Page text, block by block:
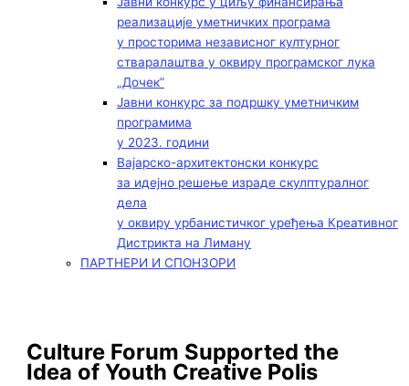
реализације уметничких програма
у просторима независног културног
стваралаштва у оквиру програмског лука
„Дочек”
Јавни конкурс за подршку уметничким
програмима
у 2023. години
Вајарско-архитектонски конкурс
за идејно решење израде скулптуралног
дела
у оквиру урбанистичког уређења Креативног
Дистрикта на Лиману
ПАРТНЕРИ И СПОНЗОРИ
Culture Forum Supported the
Idea of Youth Creative Polis